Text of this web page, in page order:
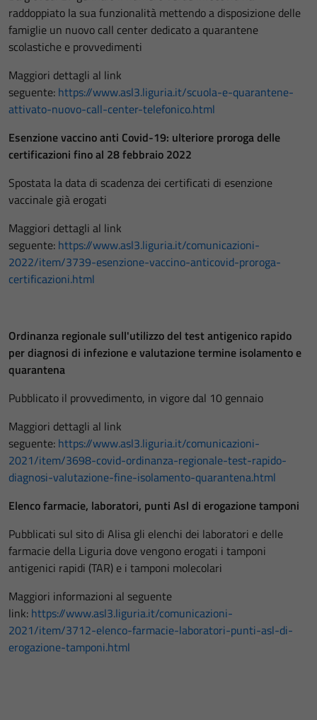
raddoppiato la sua funzionalità mettendo a disposizione delle
famiglie un nuovo call center dedicato a quarantene
scolastiche e provvedimenti
Maggiori dettagli al link
seguente: https://www.asl3.liguria.it/scuola-e-quarantene-
attivato-nuovo-call-center-telefonico.html
Esenzione vaccino anti Covid-19: ulteriore proroga delle
certificazioni fino al 28 febbraio 2022
Spostata la data di scadenza dei certificati di esenzione
vaccinale già erogati
Maggiori dettagli al link
seguente: https://www.asl3.liguria.it/comunicazioni-
2022/item/3739-esenzione-vaccino-anticovid-proroga-
certificazioni.html
Ordinanza regionale sull'utilizzo del test antigenico rapido
per diagnosi di infezione e valutazione termine isolamento e
quarantena
Pubblicato il provvedimento, in vigore dal 10 gennaio
Maggiori dettagli al link
seguente: https://www.asl3.liguria.it/comunicazioni-
2021/item/3698-covid-ordinanza-regionale-test-rapido-
diagnosi-valutazione-fine-isolamento-quarantena.html
Elenco farmacie, laboratori, punti Asl di erogazione tamponi
Pubblicati sul sito di Alisa gli elenchi dei laboratori e delle
farmacie della Liguria dove vengono erogati i tamponi
antigenici rapidi (TAR) e i tamponi molecolari
Maggiori informazioni al seguente
link: https://www.asl3.liguria.it/comunicazioni-
2021/item/3712-elenco-farmacie-laboratori-punti-asl-di-
erogazione-tamponi.html